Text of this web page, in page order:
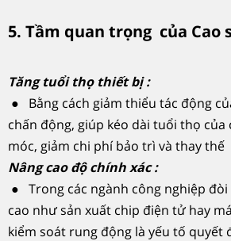
5. Tầm quan trọng của Cao
Tăng tuổi thọ thiết bị :
● Bằng cách giảm thiểu tác động
chấn động, giúp kéo dài tuổi thọ của
móc, giảm chi phí bảo trì và thay thế
Nâng cao độ chính xác :
● Trong các ngành công nghiệp đòi
cao như sản xuất chip điện tử hay
kiểm soát rung động là yếu tố quyết